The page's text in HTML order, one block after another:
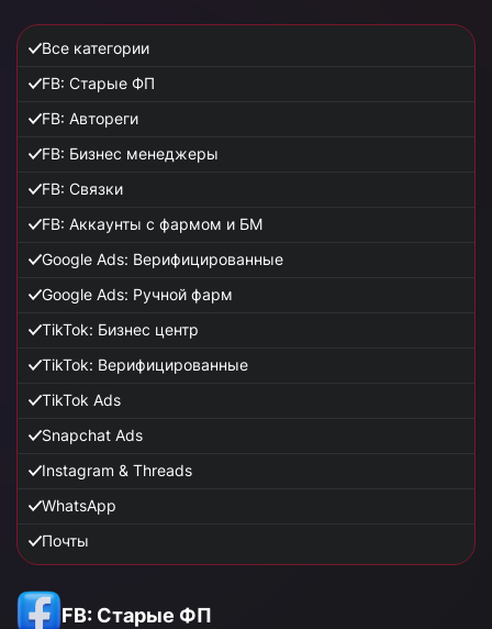
Все категории
FB: Старые ФП
FB: Автореги
FB: Бизнес менеджеры
FB: Связки
FB: Аккаунты с фармом и БМ
Google Ads: Верифицированные
Google Ads: Ручной фарм
TikTok: Бизнес центр
TikTok: Верифицированные
TikTok Ads
Snapchat Ads
Instagram & Threads
WhatsApp
Почты
FB: Старые ФП